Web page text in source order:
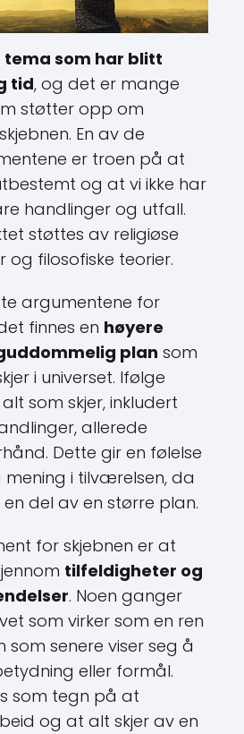
tema som har blitt
tid, og det er mange
støtter opp om
En av de
er troen på at
og at vi ikke har
handlinger og utfall.
støttes av religiøse
og filosofiske teorier.
argumentene for
finnes en høyere
plan som
i universet. Ifølge
som skjer, inkludert
allerede
Dette gir en følelse
i tilværelsen, da
del av en større plan.
for skjebnen er at
tilfeldigheter og
. Noen ganger
som virker som en ren
som senere viser seg å
eller formål.
som tegn på at
og at alt skjer av en